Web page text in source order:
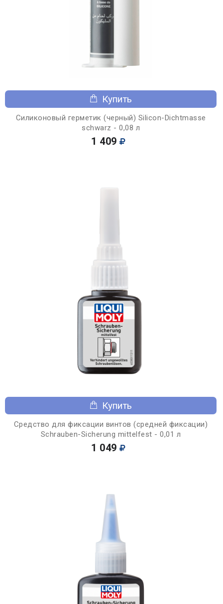
Купить
Силиконовый герметик (черный) Silicon-Dichtmasse
schwarz - 0,08 л
1 409
Купить
Средство для фиксации винтов (средней фиксации)
Schrauben-Sicherung mittelfest - 0,01 л
1 049